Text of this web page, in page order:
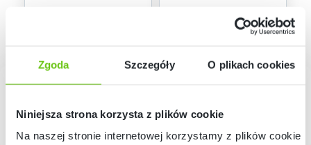
Zgoda Szczegóły O plikach cookies
Niniejsza strona korzysta z plików cookie
Na naszej stronie internetowej korzystamy z plików cookie: